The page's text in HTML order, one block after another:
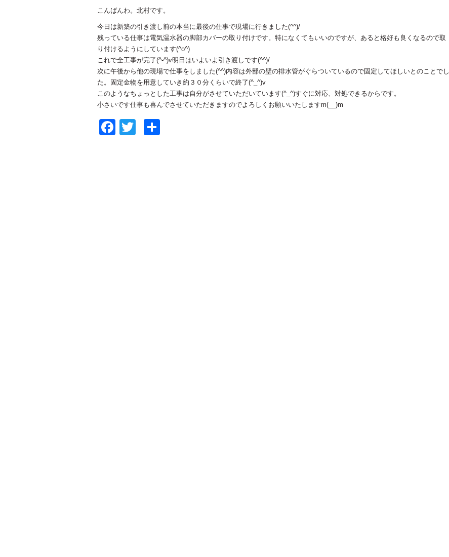
こんばんわ。北村です。
今日は新築の引き渡し前の本当に最後の仕事で現場に行きました(^^)/
残っている仕事は電気温水器の脚部カバーの取り付けです。特になくてもいいのですが、あると格好も良くなるので取
り付けるようにしています(^o^)
これで全工事が完了(^-^)v明日はいよいよ引き渡しです(^^)/
次に午後から他の現場で仕事をしました(^^)内容は外部の壁の排水管がぐらついているので固定してほしいとのことでし
た。固定金物を用意していき約３０分くらいで終了(^_^)v
このようなちょっとした工事は自分がさせていただいています(^_^)すぐに対応、対処できるからです。
小さいです仕事も喜んでさせていただきますのでよろしくお願いいたしますm(__)m
Facebook
Twitter